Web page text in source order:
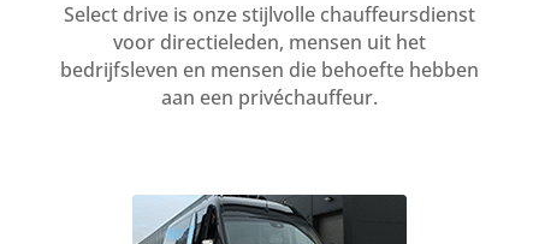
Select drive is onze stijlvolle chauffeursdienst
voor directieleden, mensen uit het
bedrijfsleven en mensen die behoefte hebben
aan een privéchauffeur.